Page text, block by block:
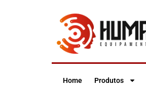
Home Produtos